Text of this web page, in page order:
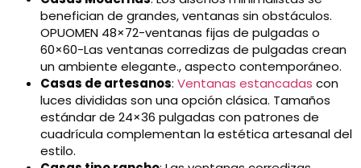
benefician de grandes, ventanas sin obstáculos.
OPUOMEN 48×72-ventanas fijas de pulgadas o
60×60-Las ventanas corredizas de pulgadas crean
un ambiente elegante., aspecto contemporáneo.
Casas de artesanos: Ventanas estancadas con
luces divididas son una opción clásica. Tamaños
estándar de 24×36 pulgadas con patrones de
cuadrícula complementan la estética artesanal del
estilo.